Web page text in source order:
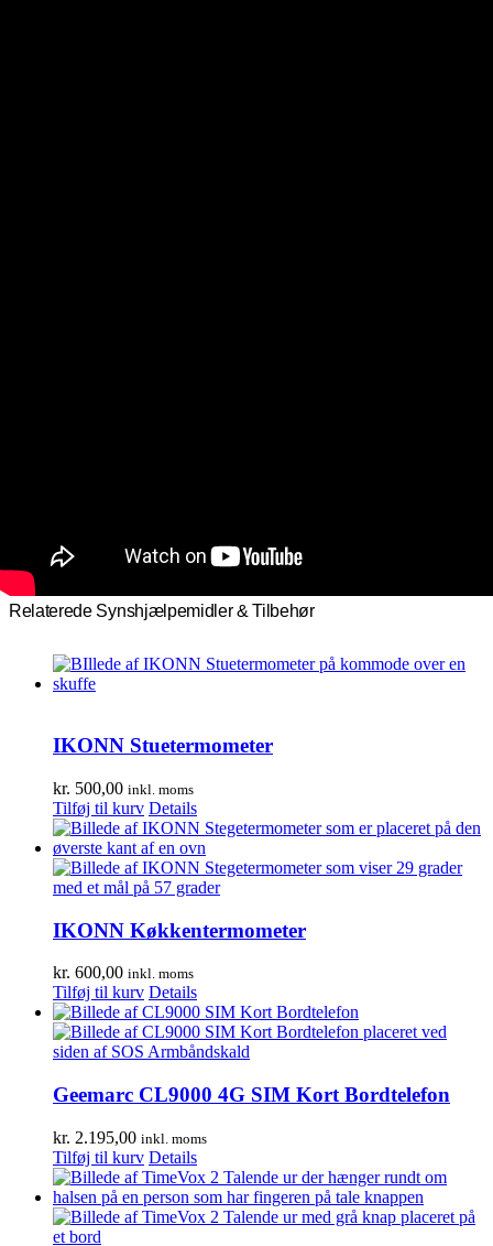
Relaterede Synshjælpemidler & Tilbehør
IKONN Stuetermometer
kr. 500,00 inkl. moms
Tilføj til kurv Details
IKONN Køkkentermometer
kr. 600,00 inkl. moms
Tilføj til kurv Details
Geemarc CL9000 4G SIM Kort Bordtelefon
kr. 2.195,00 inkl. moms
Tilføj til kurv Details